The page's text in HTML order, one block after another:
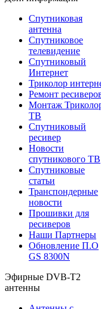
Спутниковая
антенна
Спутниковое
телевидение
Спутниковый
Интернет
Триколор
Ремонт
Монтаж
ТВ
Спутниковый
ресивер
Новости
спутникового ТВ
Спутниковые
статьи
Транспондерные
новости
Прошивки для
ресиверов
Наши Партнеры
Обновление П.О
GS 8300N
Эфирные DVB-T2
антенны